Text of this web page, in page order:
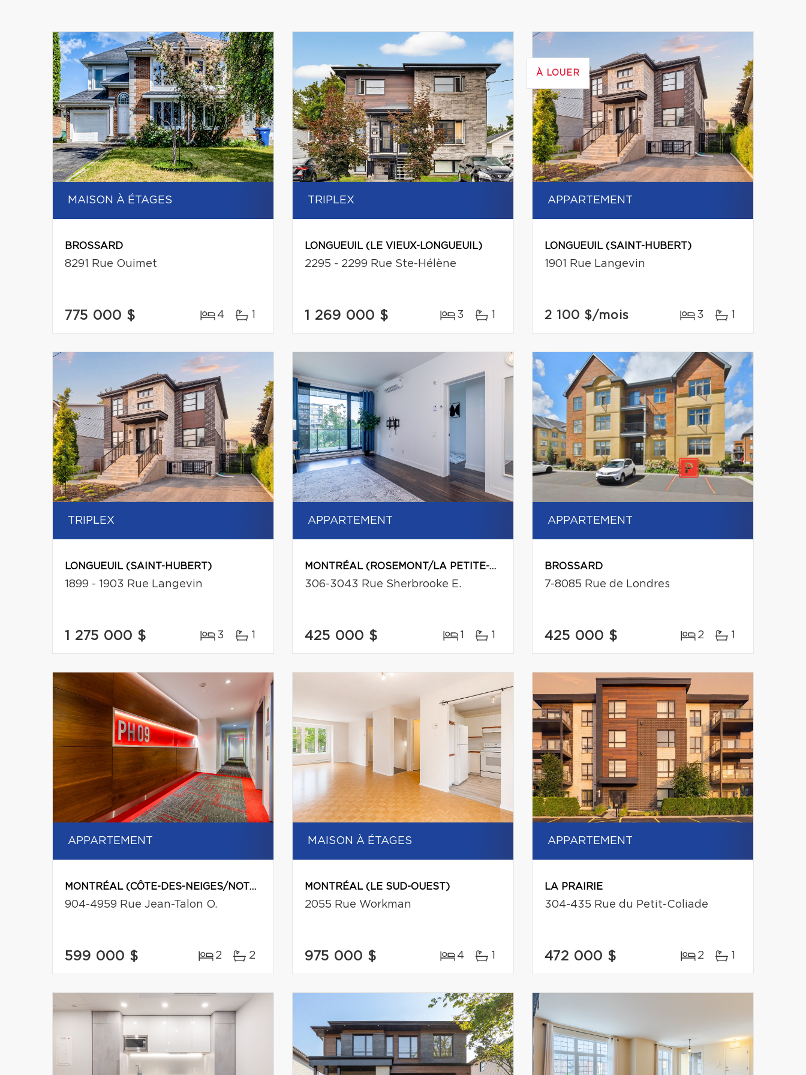
MAISON À ÉTAGES
BROSSARD
8291 Rue Ouimet
775 000 $ 4 1
TRIPLEX
LONGUEUIL (LE VIEUX-LONGUEUIL)
2295 - 2299 Rue Ste-Hélène
1 269 000 $ 3 1
À LOUER
APPARTEMENT
LONGUEUIL (SAINT-HUBERT)
1901 Rue Langevin
2 100 $/mois 3 1
TRIPLEX
LONGUEUIL (SAINT-HUBERT)
1899 - 1903 Rue Langevin
1 275 000 $ 3 1
APPARTEMENT
MONTRÉAL (ROSEMONT/LA PETITE-PATRIE)
306-3043 Rue Sherbrooke E.
425 000 $ 1 1
APPARTEMENT
BROSSARD
7-8085 Rue de Londres
425 000 $ 2 1
APPARTEMENT
MONTRÉAL (CÔTE-DES-NEIGES/NOTRE-DAME-DE-GRÂCE)
904-4959 Rue Jean-Talon O.
599 000 $ 2 2
MAISON À ÉTAGES
MONTRÉAL (LE SUD-OUEST)
2055 Rue Workman
975 000 $ 4 1
APPARTEMENT
LA PRAIRIE
304-435 Rue du Petit-Coliade
472 000 $ 2 1